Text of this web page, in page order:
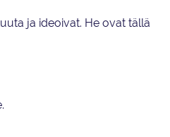
ja ideoivat. He ovat tällä